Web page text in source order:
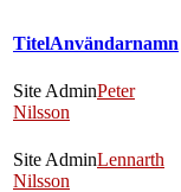
TitelAnvändarnamn
Site AdminPeter
Nilsson
Site AdminLennarth
Nilsson